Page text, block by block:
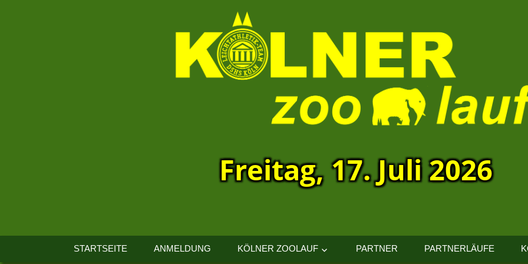
Kölner
Freitag, 17. Juli 2026
STARTSEITE ANMELDUNG KÖLNER ZOOLAUF PARTNER PARTNERLÄUFE